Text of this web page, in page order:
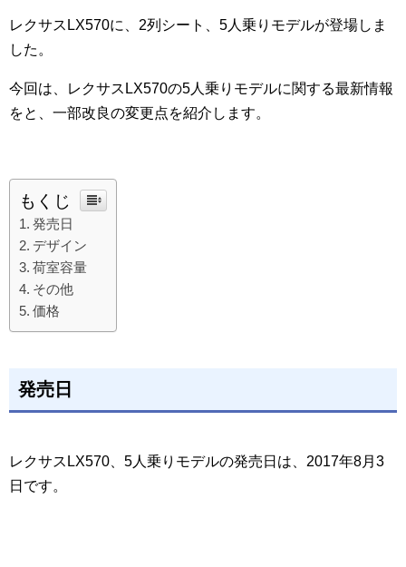
レクサスLX570に、2列シート、5人乗りモデルが登場しま
した。
今回は、レクサスLX570の5人乗りモデルに関する最新情報
をと、一部改良の変更点を紹介します。
もくじ
発売日
デザイン
荷室容量
その他
価格
発売日
レクサスLX570、5人乗りモデルの発売日は、2017年8月3
日です。